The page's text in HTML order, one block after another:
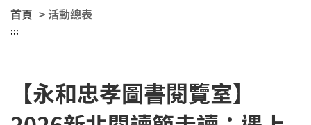
首頁 > 活動總表
:::
【永和忠孝圖書閱覽室】